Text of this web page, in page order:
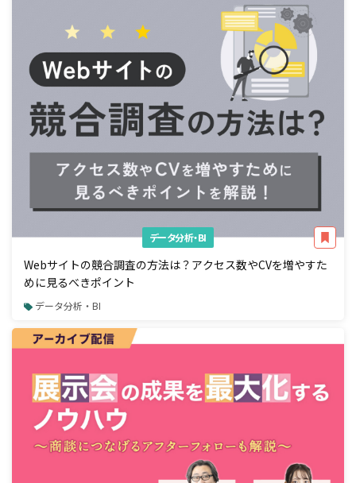
データ分析・BI
Webサイトの競合調査の方法は？アクセス数やCVを増やすた
めに見るべきポイント
データ分析・BI